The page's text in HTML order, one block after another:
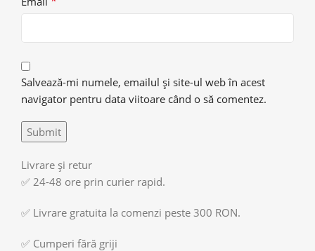
Salvează-mi numele, emailul și site-ul web în acest
navigator pentru data viitoare când o să comentez.
Livrare și retur
✅ 24-48 ore prin curier rapid.
✅ Livrare gratuita la comenzi peste 300 RON.
✅ Cumperi fără griji